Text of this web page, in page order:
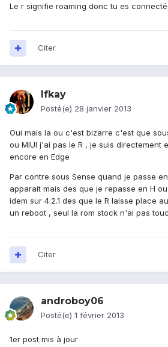
Le r signifie roaming donc tu es
Citer
Ifkay
Posté(e) 28 janvier 2013
Oui mais la ou c'est bizarre c'est que
ou MIUI j'ai pas le R , je suis directement
encore en Edge
Par contre sous Sense quand je passe
apparait mais des que je repasse en H
idem sur 4.2.1 des que le R laisse place
un reboot , seul la rom stock n'ai pas
Citer
androboy06
Posté(e) 1 février 2013
1er post mis à jour